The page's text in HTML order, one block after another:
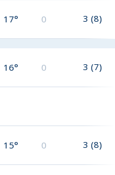
17° 0 3 (8)
16° 0 3 (7)
15° 0 3 (8)